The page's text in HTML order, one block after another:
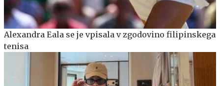
Alexandra Eala se je vpisala v zgodovino filipinskega
tenisa